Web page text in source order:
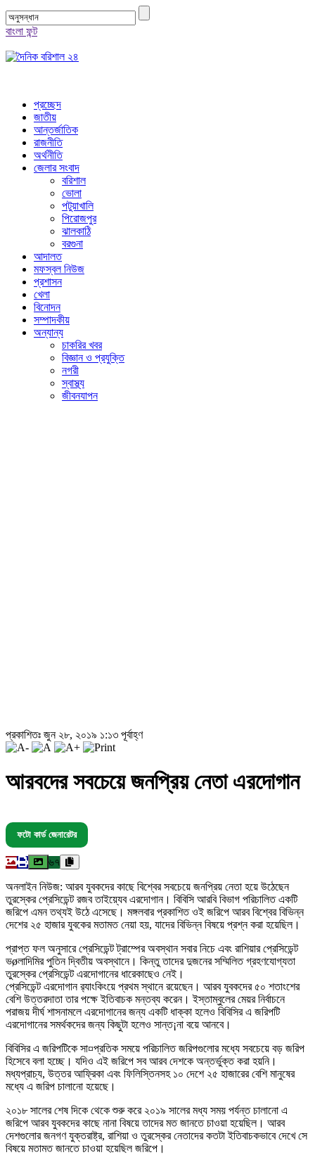
বাংলা ফন্ট
প্রচ্ছেদ
জাতীয়
আন্তর্জাতিক
রাজনীতি
অর্থনীতি
জেলার সংবাদ
বরিশাল
ভোলা
পটুয়াখালি
পিরোজপুর
ঝালকাঠি
বরগুনা
আদালত
মফস্বল নিউজ
প্রশাসন
খেলা
বিনোদন
সম্পাদকীয়
অন্যান্য
চাকরির খবর
বিজ্ঞান ও প্রযুক্তি
নগরী
স্বাস্থ্য
জীবনযাপন
প্রকাশিতঃ জুন ২৮, ২০১৯ ১:১৩ পূর্বাহ্ণ
আরবদের সবচেয়ে জনপ্রিয় নেতা এরদোগান
ফটো কার্ড জেনারেটর
৬৭
অনলাইন নিউজ: আরব যুবকদের কাছে বিশ্বের সবচেয়ে জনপ্রিয় নেতা হয়ে উঠেছেন
তুরস্কের প্রেসিডেন্ট রজব তাইয়্যেব এরদোগান। বিবিসি আরবি বিভাগ পরিচালিত একটি
জরিপে এমন তথ্যই উঠে এসেছে। মঙ্গলবার প্রকাশিত ওই জরিপে আরব বিশ্বের বিভিন্ন
দেশের ২৫ হাজার যুবকের মতামত নেয়া হয়, যাদের বিভিন্ন বিষয়ে প্রশ্ন করা হয়েছিল।
প্রাপ্ত ফল অনুসারে প্রেসিডেন্ট ট্রাম্পের অবস্থান সবার নিচে এবং রাশিয়ার প্রেসিডেন্ট
ভøলাদিমির পুতিন দ্বিতীয় অবস্থানে। কিন্তু তাদের দুজনের সম্মিলিত গ্রহণযোগ্যতা
তুরস্কের প্রেসিডেন্ট এরদোগানের ধারেকাছেও নেই।
প্রেসিডেন্ট এরদোগান র‌্যাংকিংয়ে প্রথম স্থানে রয়েছেন। আরব যুবকদের ৫০ শতাংশের
বেশি উত্তরদাতা তার পক্ষে ইতিবাচক মন্তব্য করেন। ইস্তাম্বুলের মেয়র নির্বাচনে
পরাজয় দীর্ঘ শাসনামলে এরদোগানের জন্য একটি ধাক্কা হলেও বিবিসির এ জরিপটি
এরদোগানের সমর্থকদের জন্য কিছুটা হলেও সান্ত¡না বয়ে আনবে।
বিবিসির এ জরিপটিকে সা¤প্রতিক সময়ে পরিচালিত জরিপগুলোর মধ্যে সবচেয়ে বড় জরিপ
হিসেবে বলা হচ্ছে। যদিও এই জরিপে সব আরব দেশকে অন্তর্ভুক্ত করা হয়নি।
মধ্যপ্রাচ্য, উত্তর আফ্রিকা এবং ফিলিস্তিনসহ ১০ দেশে ২৫ হাজারের বেশি মানুষের
মধ্যে এ জরিপ চালানো হয়েছে।
২০১৮ সালের শেষ দিকে থেকে শুরু করে ২০১৯ সালের মধ্য সময় পর্যন্ত চালানো এ
জরিপে আরব যুবকদের কাছে নানা বিষয়ে তাদের মত জানতে চাওয়া হয়েছিল। আরব
দেশগুলোর জনগণ যুক্তরাষ্ট্র, রাশিয়া ও তুরস্কের নেতাদের কতটা ইতিবাচকভাবে দেখে সে
বিষয়ে মতামত জানতে চাওয়া হয়েছিল জরিপে।